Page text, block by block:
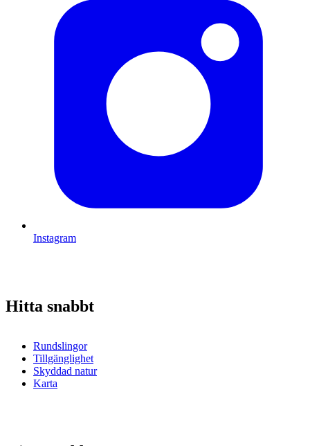
Instagram
Hitta snabbt
Rundslingor
Tillgänglighet
Skyddad natur
Karta